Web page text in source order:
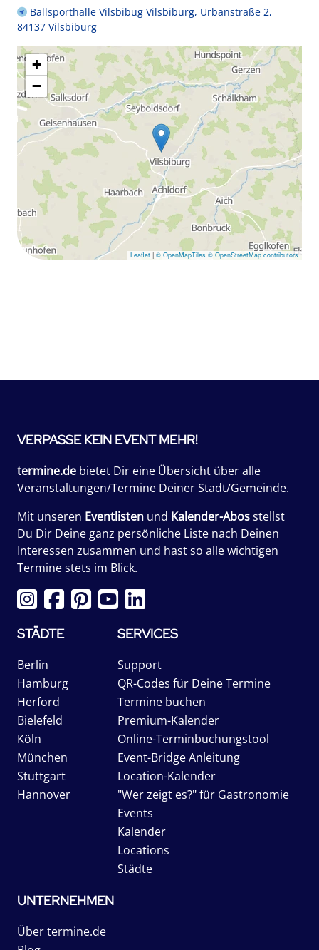
Ballsporthalle Vilsbibug Vilsbiburg, Urbanstraße 2,
84137 Vilsbiburg
+
−
Leaflet | © OpenMapTiles © OpenStreetMap contributors
VERPASSE KEIN EVENT MEHR!
termine.de bietet Dir eine Übersicht über alle
Veranstaltungen/Termine Deiner Stadt/Gemeinde.
Mit unseren Eventlisten und Kalender-Abosstellst
Du Dir Deine ganz persönliche Liste nach Deinen
Interessen zusammen und hast so alle wichtigen
Termine stets im Blick.
STÄDTE
Berlin
Hamburg
Herford
Bielefeld
Köln
München
Stuttgart
Hannover
SERVICES
Support
QR-Codes für Deine Termine
Termine buchen
Premium-Kalender
Online-Terminbuchungstool
Event-Bridge Anleitung
Location-Kalender
"Wer zeigt es?" für Gastronomie
Events
Kalender
Locations
Städte
UNTERNEHMEN
Über termine.de